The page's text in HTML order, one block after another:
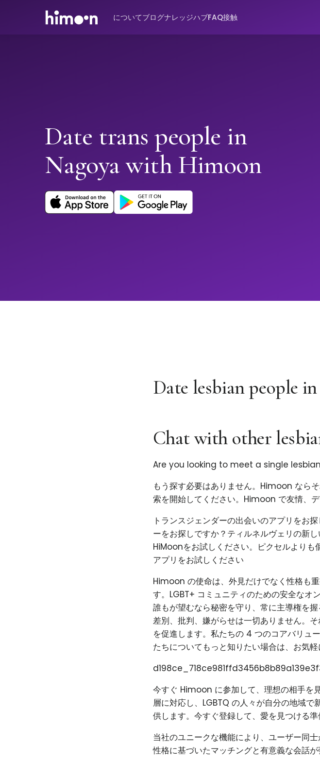
についてブログナレッジハブFAQ接触
Date trans people in
Nagoya with Himoon
Date lesbian people
Chat with other
Are you looking to meet a single
もう探す必要はありません。Himoon なら
索を開始してください。Himoon で友情、
トランスジェンダーの出会いのアプリをお
ーをお探しですか？ティルネルヴェリの新
HiMoonをお試しください。ピクセルより
アプリをお試しください
Himoon の使命は、外見だけでなく性格も
す。LGBT+ コミュニティのための安全なオ
誰もが望むなら秘密を守り、常に主導権を
差別、批判、嫌がらせは一切ありません。
を促進します。私たちの 4 つのコアバリュ
たちについてもっと知りたい場合は、お気
今すぐ Himoon に参加して、理想の相手を
層に対応し、LGBTQ の人々が自分の地域
供します。今すぐ登録して、愛を見つける
当社のユニークな機能により、ユーザー同
性格に基づいたマッチングと有意義な会話が